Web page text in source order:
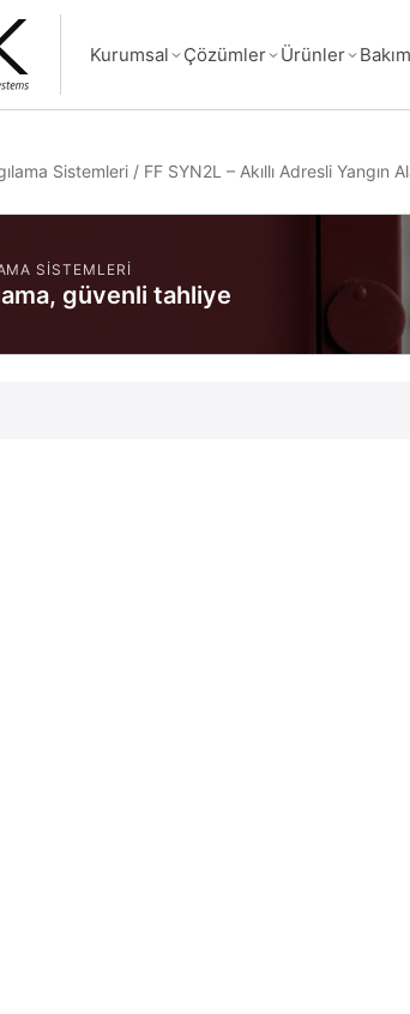
Kurumsal Çözümler Ürünler
Sistemleri / FF SYN2L – Akıllı Adresli Yangın
SISTEMLERI
güvenli tahliye